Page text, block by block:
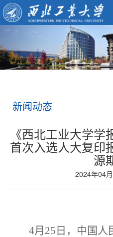
新闻动态
《西北工业大学学
首次入选人大复印
源
2024年04
4月 25 日 ，中国人